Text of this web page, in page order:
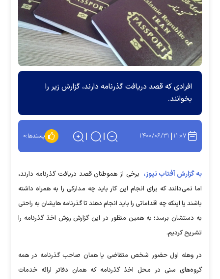
افرادی که قصد دریافت گذرنامه دارند، گزارش زیر را
بخوانند.
۱۱:۰۷ ۱۴۰۰/۰۶/۳۱ پسندها:۰
به گزارش آفتاب نیوز، برخی از هموطنان قصد دریافت گذرنامه دارند،
اما نمی‌دانند که برای انجام این کار باید چه مدارکی را به همراه داشته
باشند یا اینکه چه اقداماتی را باید انجام دهند تا گذرنامه هایشان به راحتی
به دستشان برسد؛ به همین منظور در این گزارش روش اخذ گذرنامه را
تشریح کردیم.
در وهله اول حضور شخص متقاضی یا همان صاحب گذرنامه در همه
گروه‌های سنی در محل اخذ گذرنامه که همان دفاتر ارائه خدمات